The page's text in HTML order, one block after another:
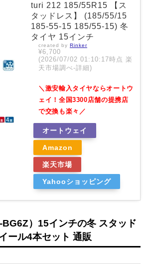
turi 212 185/55R15 【ス
タッドレス】 (185/55/15
185-55-15 185/55-15) 冬
タイヤ 15インチ
created by Rinker
¥6,700
(2026/07/02 01:10:17時点 楽
天市場調べ-詳細)
＼激安輸入タイヤならオートウ
ェイ！全国3300店舗の提携店
で交換も楽々／
オートウェイ
Amazon
楽天市場
Yahooショッピング
BG6Z）15インチの冬 スタッド
ール4本セット 通販